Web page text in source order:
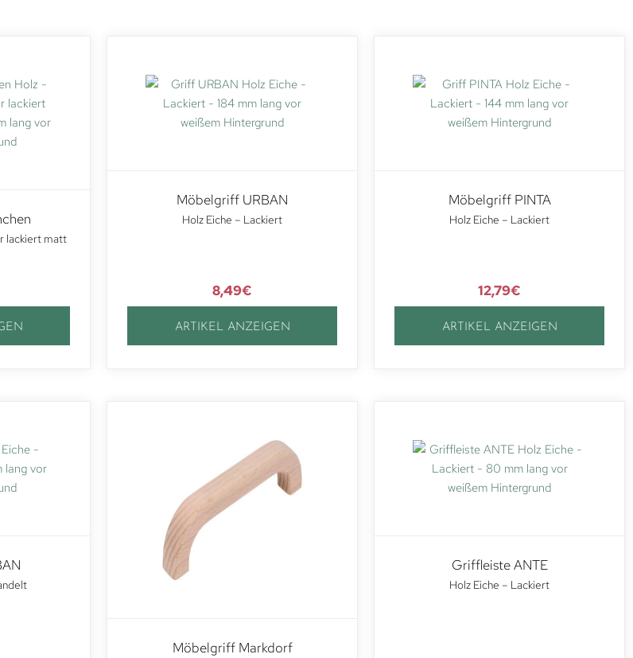
lackiert matt
Möbelgriff URBAN
Holz Eiche – Lackiert
8,49€
ARTIKEL ANZEIGEN
Möbelgriff PINTA
Holz Eiche – Lackiert
12,79€
ARTIKEL ANZEIGEN
Möbelgriff Markdorf
Griffleiste ANTE
Holz Eiche – Lackiert